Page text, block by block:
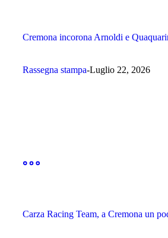
Cremona incorona Arnoldi e
Rassegna stampa Luglio 22, 2026
Carza Racing Team, a Cremona un